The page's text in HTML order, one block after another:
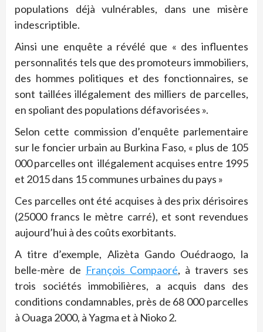
populations déjà vulnérables, dans une misère
indescriptible.
Ainsi une enquête a révélé que « des influentes
personnalités tels que des promoteurs immobiliers,
des hommes politiques et des fonctionnaires, se
sont taillées illégalement des milliers de parcelles,
en spoliant des populations défavorisées ».
Selon cette commission d’enquête parlementaire
sur le foncier urbain au Burkina Faso, « plus de 105
000 parcelles ont illégalement acquises entre 1995
et 2015 dans 15 communes urbaines du pays »
Ces parcelles ont été acquises à des prix dérisoires
(25000 francs le mètre carré), et sont revendues
aujourd’hui à des coûts exorbitants.
A titre d’exemple, Alizèta Gando Ouédraogo, la
belle-mère de François Compaoré, à travers ses
trois sociétés immobilières, a acquis dans des
conditions condamnables, près de 68 000 parcelles
à Ouaga 2000, à Yagma et à Nioko 2.